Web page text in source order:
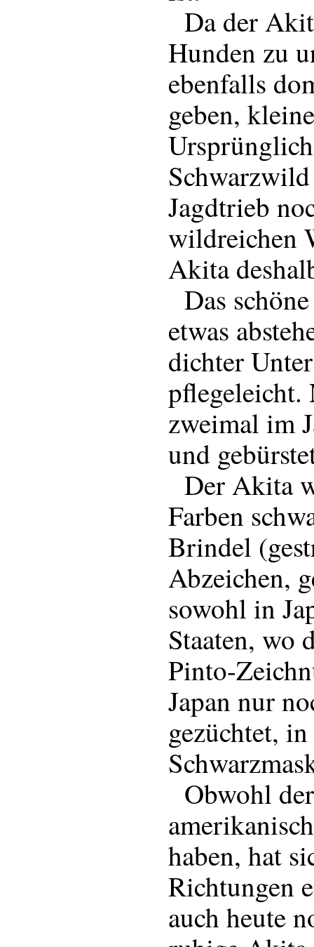
Da der
Hunden zu
ebenfalls
geben,
Jagdtrieb
wildreichen
Akita
Das
etwas
dichter
pflegeleicht.
zweimal im
und
Der Akita
Farben
Brindel
Abzeichen,
sowohl in
Staaten, wo
Pinto-
Japan nur
gezüchtet,
Obwohl
haben, hat
Richtungen
auch heute